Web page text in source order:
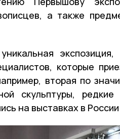
а также
экспозиция,
которые
вторая по
скульптуры,
на выставках в